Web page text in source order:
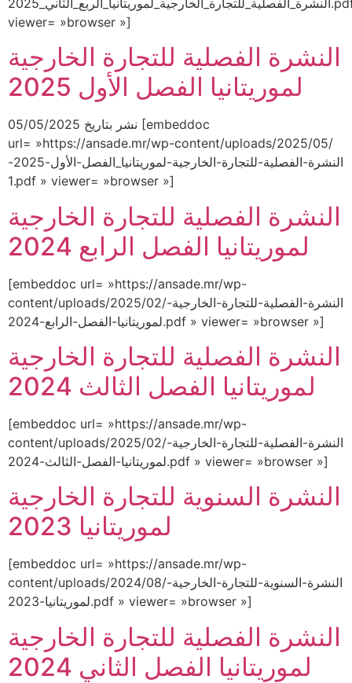
viewer= »browser »]
النشرة الفصلية للتجارة الخارجية
لموريتانيا الفصل الأول 2025
نشر بتاريخ 05/05/2025 [embeddoc
url= »https://ansade.mr/wp-content/uploads/2025/05/
النشرة-الفصلية-للتجارة-الخارجية-لموريتانيا_الفصل-الأول-2025-
1.pdf » viewer= »browser »]
النشرة الفصلية للتجارة الخارجية
لموريتانيا الفصل الرابع 2024
[embeddoc url= »https://ansade.mr/wp-
content/uploads/2025/02/النشرة-الفصلية-للتجارة-الخارجية-
لموريتانيا-الفصل-الرابع-2024.pdf » viewer= »browser »]
النشرة الفصلية للتجارة الخارجية
لموريتانيا الفصل الثالث 2024
[embeddoc url= »https://ansade.mr/wp-
content/uploads/2025/02/النشرة-الفصلية-للتجارة-الخارجية-
لموريتانيا-الفصل-الثالث-2024.pdf » viewer= »browser »]
النشرة السنوية للتجارة الخارجية
لموريتانيا 2023
[embeddoc url= »https://ansade.mr/wp-
content/uploads/2024/08/النشرة-السنوية-للتجارة-الخارجية-
لموريتانيا-2023.pdf » viewer= »browser »]
النشرة الفصلية للتجارة الخارجية
لموريتانيا الفصل الثاني 2024